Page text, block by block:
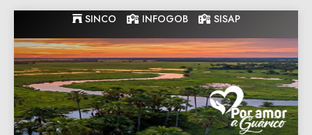
to
content
SINCO INFOGOB SISAP
Gobernacion
de Guarico
Gobernacion de Guarico